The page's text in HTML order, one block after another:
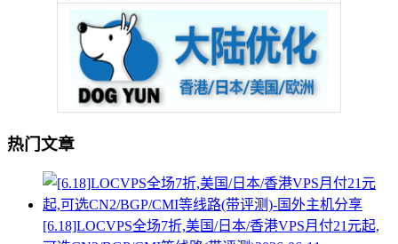
热门文章
[6.18]LOCVPS全场7折,美国/日本/香港VPS月付21元起,